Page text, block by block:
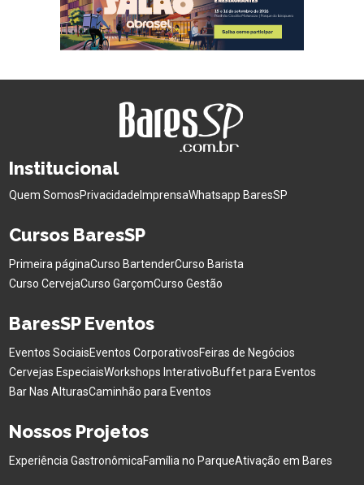
Institucional
Quem SomosPrivacidade ImprensaWhatsapp BaresSP
Cursos BaresSP
Primeira páginaCurso BartenderCurso Barista
Curso CervejaCurso GarçomCurso Gestão
BaresSP Eventos
Eventos SociaisEventos CorporativosFeiras de Negócios
Cervejas EspeciaisWorkshops InterativoBuffet para Eventos
Bar Nas AlturasCaminhão para Eventos
Nossos Projetos
Experiência GastronômicaFamília no ParqueAtivação em Bares